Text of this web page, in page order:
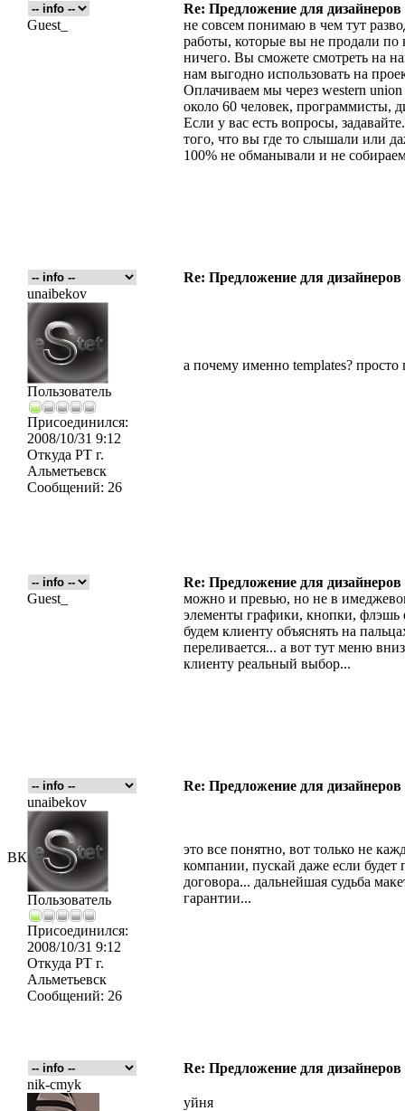
ВК
Re: Предложение для
Guest_
не совсем понимаю в чем тут
работы, которые вы не продали
ничего. Вы сможете смотреть на
нам выгодно использовать на
Оплачиваем мы через western
около 60 человек, программисты,
Если у вас есть вопросы,
того, что вы где то слышали или
100% не обманывали и не
Re: Предложение для
unaibekov
Пользователь
Присоединился:
2008/10/31 9:12
Откуда РТ г.
Альметьевск
Сообщений: 26
а почему именно templates? просто
Re: Предложение для
Guest_
можно и превью, но не в
элементы графики, кнопки, флэшь
будем клиенту объяснять на
переливается... а вот тут меню
клиенту реальный выбор...
Re: Предложение для
unaibekov
Пользователь
Присоединился:
2008/10/31 9:12
Откуда РТ г.
Альметьевск
Сообщений: 26
это все понятно, вот только не
компании, пускай даже если
договора... дальнейшая судьба
гарантии...
Re: Предложение для
nik-cmyk
уйня